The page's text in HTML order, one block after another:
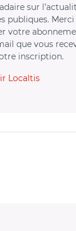
sur
publiques. Merci
votre
que vous
inscription.
Localtis